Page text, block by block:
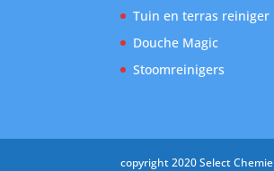
Tuin en terras reiniger
Douche Magic
Stoomreinigers
copyright 2020 Select Chemie